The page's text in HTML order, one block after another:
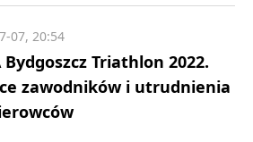
Bydgoszcz Triathlon 2022.
zawodników i utrudnienia
07, 20:54